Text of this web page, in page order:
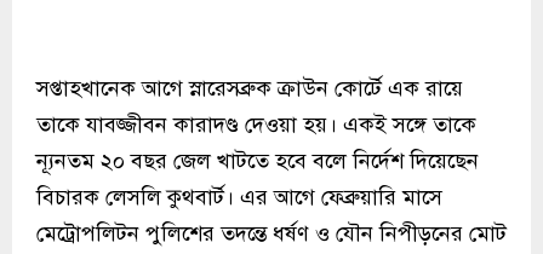
সপ্তাহখানেক আগে স্নারেসব্রুক ক্রাউন কোর্টে এক রায়ে
তাকে যাবজ্জীবন কারাদণ্ড দেওয়া হয়। একই সঙ্গে তাকে
ন্যূনতম ২০ বছর জেল খাটতে হবে বলে নির্দেশ দিয়েছেন
বিচারক লেসলি কুথবার্ট। এর আগে ফেব্রুয়ারি মাসে
মেট্রোপলিটন পুলিশের তদন্তে ধর্ষণ ও যৌন নিপীড়নের মোট